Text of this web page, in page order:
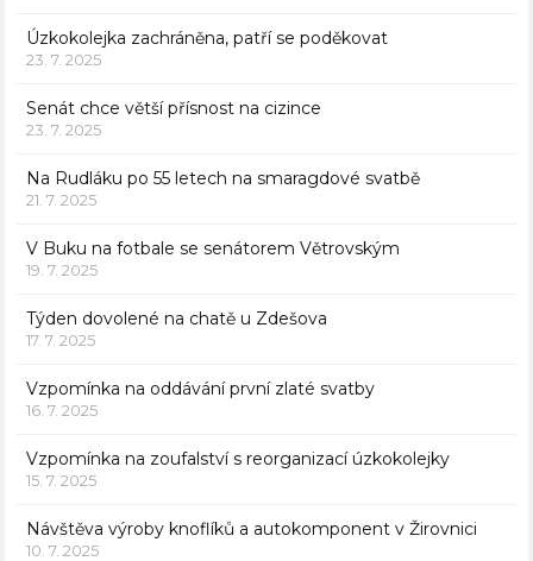
Úzkokolejka zachráněna, patří se poděkovat
23. 7. 2025
Senát chce větší přísnost na cizince
23. 7. 2025
Na Rudláku po 55 letech na smaragdové svatbě
21. 7. 2025
V Buku na fotbale se senátorem Větrovským
19. 7. 2025
Týden dovolené na chatě u Zdešova
17. 7. 2025
Vzpomínka na oddávání první zlaté svatby
16. 7. 2025
Vzpomínka na zoufalství s reorganizací úzkokolejky
15. 7. 2025
Návštěva výroby knoflíků a autokomponent v Žirovnici
10. 7. 2025